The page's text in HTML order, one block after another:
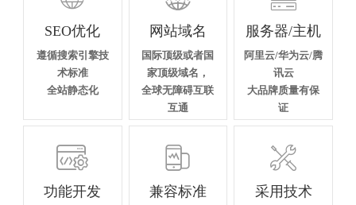
SEO优化
遵循搜索引擎技
术标准
全站静态化
网站域名
国际顶级或者国
家顶级域名，
全球无障碍互联
互通
服务器/主机
阿里云/华为云/腾
讯云
大品牌质量有保
证

功能开发

兼容标准

采用技术